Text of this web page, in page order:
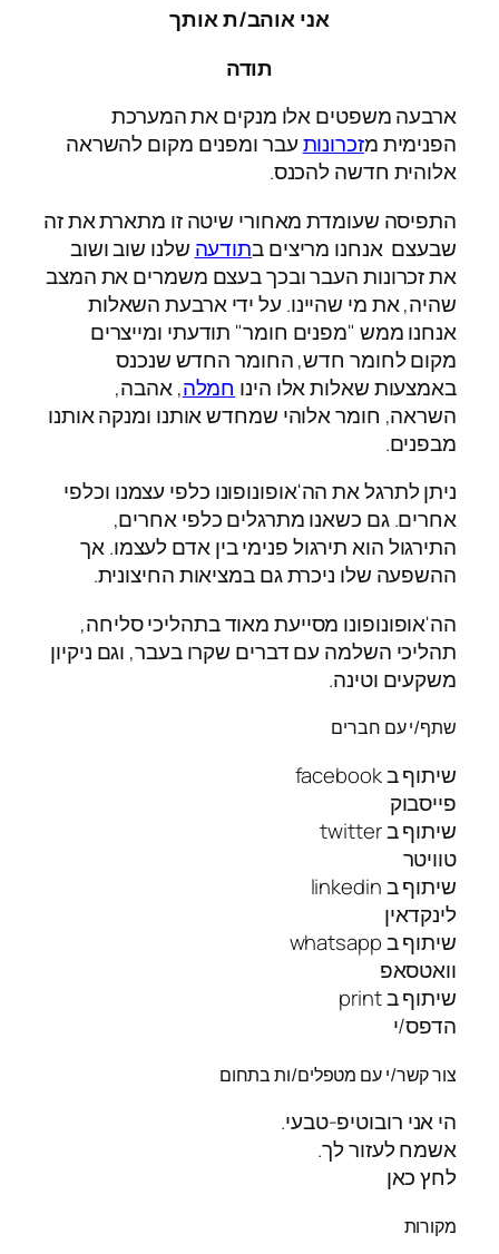
אני אוהב/ת אותך
תודה
ארבעה משפטים אלו מנקים את המערכת
הפנימית מזכרונותעבר ומפנים מקום להשראה
אלוהית חדשה להכנס.
התפיסה שעומדת מאחורי שיטה זו מתארת את זה
שבעצם אנחנו מריצים בתודעה שלנו שוב ושוב
את זכרונות העבר ובכך בעצם משמרים את המצב
שהיה, את מי שהיינו. על ידי ארבעת השאלות
אנחנו ממש "מפנים חומר" תודעתי ומייצרים
מקום לחומר חדש, החומר החדש שנכנס
באמצעות שאלות אלו הינו חמלה, אהבה,
השראה, חומר אלוהי שמחדש אותנו ומנקה אותנו
מבפנים.
ניתן לתרגל את הה'אופונופונו כלפי עצמנו וכלפי
אחרים. גם כשאנו מתרגלים כלפי אחרים,
התירגול הוא תירגול פנימי בין אדם לעצמו. אך
ההשפעה שלו ניכרת גם במציאות החיצונית.
הה'אופונופונו מסייעת מאוד בתהליכי סליחה,
תהליכי השלמה עם דברים שקרו בעבר, וגם ניקיון
משקעים וטינה.
שתף/י עם חברים
שיתוף ב facebook
פייסבוק
שיתוף ב twitter
טוויטר
שיתוף ב linkedin
לינקדאין
שיתוף ב whatsapp
וואטסאפ
שיתוף ב print
הדפס/י
צור קשר/י עם מטפלים/ות בתחום
הי אני רובוטיפ-טבעי.
אשמח לעזור לך.
לחץ כאן
מקורות